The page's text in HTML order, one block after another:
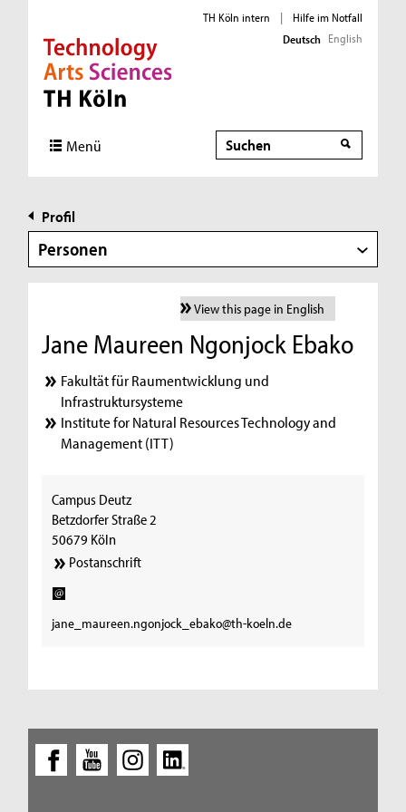
Direkt zur Hauptnavigation
Direkt zur Subnavigation
Direkt zum Inhalt
Direkt zum Fußbereich
TH Köln intern |
Hilfe im Notfall
Deutsch English
Menü Suche
Profil
Personen
View this page in English
Jane Maureen Ngonjock Ebako
Fakultät für Raumentwicklung und
Infrastruktursysteme
Institute for Natural Resources Technology and
Management (ITT)
Campus Deutz
Betzdorfer Straße 2
50679 Köln
Postanschrift
jane_maureen.ngonjock_ebako@th-koeln.de